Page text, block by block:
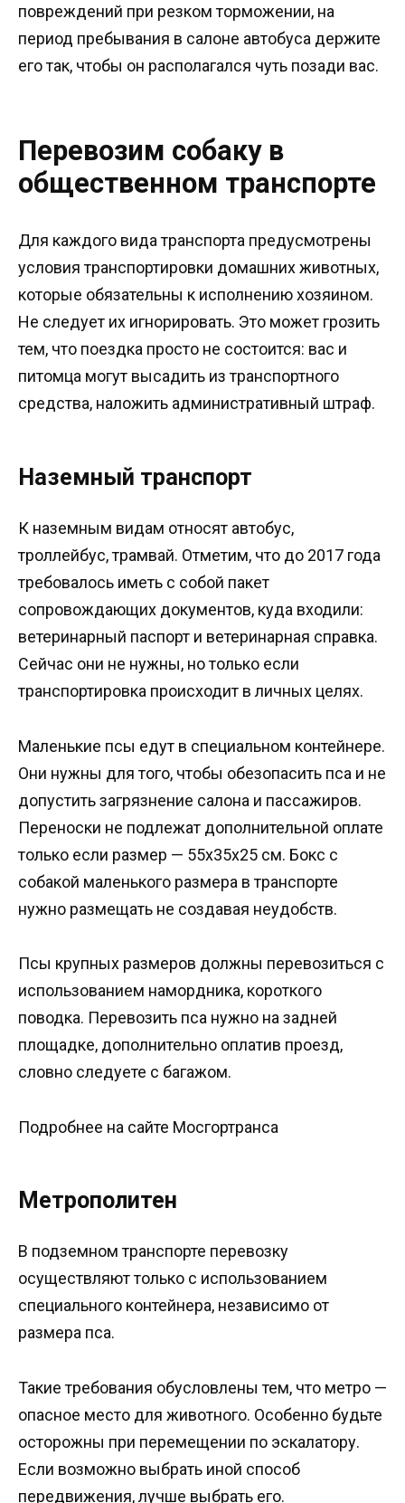
повреждений при резком торможении, на
период пребывания в салоне автобуса держите
его так, чтобы он располагался чуть позади вас.
Перевозим собаку в
общественном транспорте
Для каждого вида транспорта предусмотрены
условия транспортировки домашних животных,
которые обязательны к исполнению хозяином.
Не следует их игнорировать. Это может грозить
тем, что поездка просто не состоится: вас и
питомца могут высадить из транспортного
средства, наложить административный штраф.
Наземный транспорт
К наземным видам относят автобус,
троллейбус, трамвай. Отметим, что до 2017 года
требовалось иметь с собой пакет
сопровождающих документов, куда входили:
ветеринарный паспорт и ветеринарная справка.
Сейчас они не нужны, но только если
транспортировка происходит в личных целях.
Маленькие псы едут в специальном контейнере.
Они нужны для того, чтобы обезопасить пса и не
допустить загрязнение салона и пассажиров.
Переноски не подлежат дополнительной оплате
только если размер — 55х35х25 см. Бокс с
собакой маленького размера в транспорте
нужно размещать не создавая неудобств.
Псы крупных размеров должны перевозиться с
использованием намордника, короткого
поводка. Перевозить пса нужно на задней
площадке, дополнительно оплатив проезд,
словно следуете с багажом.
Подробнее на сайте Мосгортранса
Метрополитен
В подземном транспорте перевозку
осуществляют только с использованием
специального контейнера, независимо от
размера пса.
Такие требования обусловлены тем, что метро —
опасное место для животного. Особенно будьте
осторожны при перемещении по эскалатору.
Если возможно выбрать иной способ
передвижения, лучше выбрать его.